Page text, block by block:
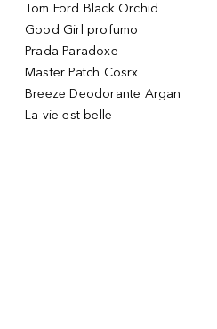
Tom Ford Black Orchid
Good Girl profumo
Prada Paradoxe
Master Patch Cosrx
Breeze Deodorante Argan
La vie est belle